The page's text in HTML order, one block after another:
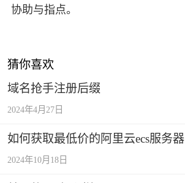
协助与指点。
猜你喜欢
域名抢手注册后缀
2024年4月27日
如何获取最低价的阿里云ecs服务器
2024年10月18日